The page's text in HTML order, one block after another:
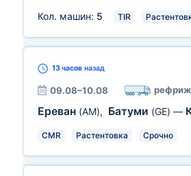
Кол. машин: 5 TIR
13 часов назад
09.08–10.08
Ереван (AM), Батуми (GE) —
CMR Растентовка Срочно